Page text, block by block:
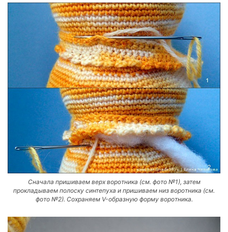
Сначала пришиваем верх воротника (см. фото №1), затем
прокладываем полоску синтепуха и пришиваем низ воротника (см.
фото №2). Сохраняем V-образную форму воротника.